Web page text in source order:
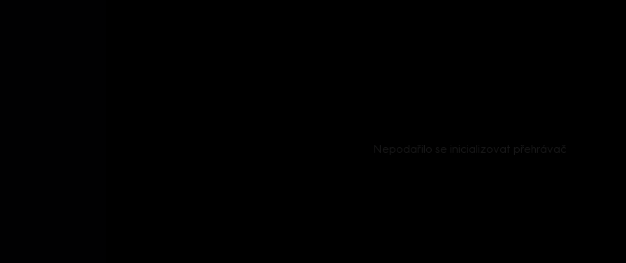
Nepodařilo se inicializovat přehrávač